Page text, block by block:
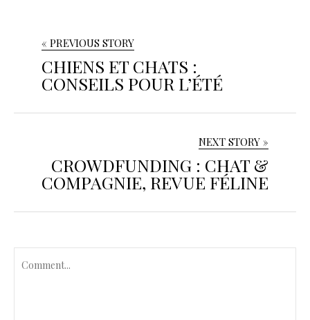
« PREVIOUS STORY
CHIENS ET CHATS :
CONSEILS POUR L’ÉTÉ
NEXT STORY »
CROWDFUNDING : CHAT &
COMPAGNIE, REVUE FÉLINE